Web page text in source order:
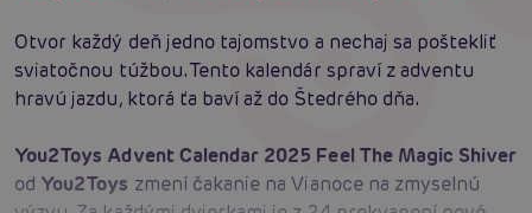
Otvor každý deň jedno tajomstvo a nechaj sa poštekliť
sviatočnou túžbou. Tento kalendár spraví z adventu
hravú jazdu, ktorá ťa baví až do Štedrého dňa.
You2Toys Advent Calendar 2025 Feel The Magic Shiver
od You2Toys zmení čakanie na Vianoce na zmyselnú